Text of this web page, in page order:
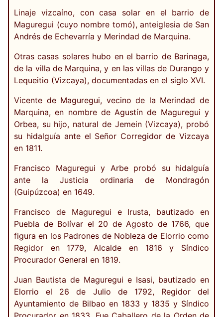
Linaje vizcaíno, con casa solar en el barrio de
Maguregui (cuyo nombre tomó), anteiglesia de San
Andrés de Echevarría y Merindad de Marquina.
Otras casas solares hubo en el barrio de Barinaga,
de la villa de Marquina, y en las villas de Durango y
Lequeitio (Vizcaya), documentadas en el siglo XVI.
Vicente de Maguregui, vecino de la Merindad de
Marquina, en nombre de Agustín de Maguregui y
Orbea, su hijo, natural de Jemein (Vizcaya), probó
su hidalguía ante el Señor Corregidor de Vizcaya
en 1811.
Francisco Maguregui y Arbe probó su hidalguía
ante la Justicia ordinaria de Mondragón
(Guipúzcoa) en 1649.
Francisco de Maguregui e Irusta, bautizado en
Puebla de Bolívar el 20 de Agosto de 1766, que
figura en los Padrones de Nobleza de Elorrio como
Regidor en 1779, Alcalde en 1816 y Síndico
Procurador General en 1819.
Juan Bautista de Maguregui e Isasi, bautizado en
Elorrio el 26 de Julio de 1792, Regidor del
Ayuntamiento de Bilbao en 1833 y 1835 y Síndico